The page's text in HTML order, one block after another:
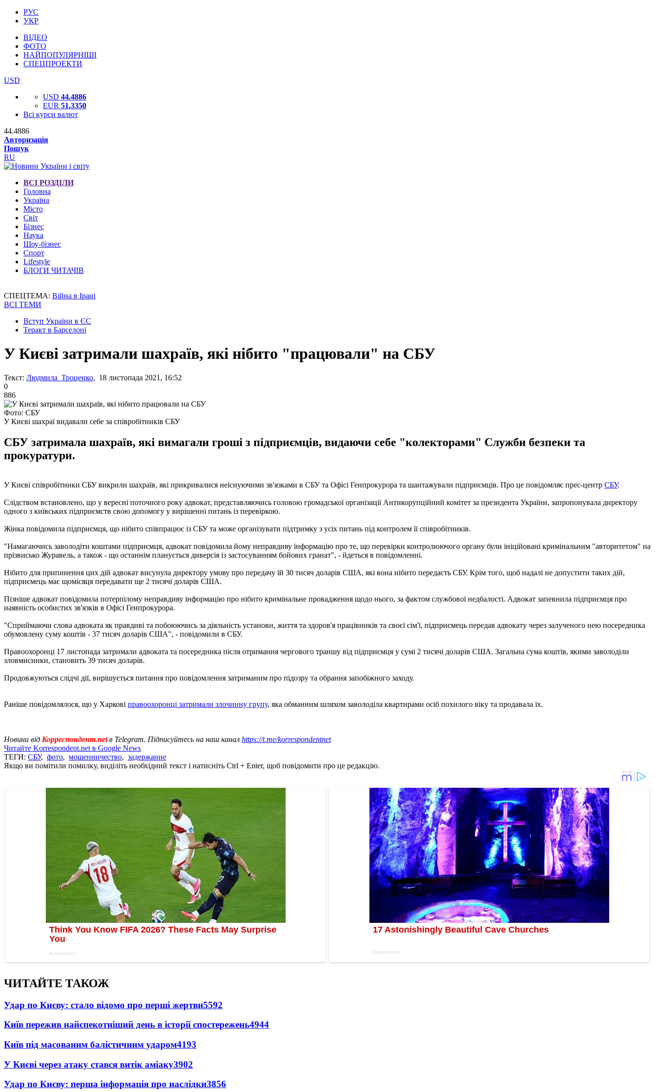
РУС
УКР
ВІДЕО
ФОТО
НАЙПОПУЛЯРНІШІ
СПЕЦПРОЕКТИ
USD
USD 44.4886
EUR 51.3350
Всі курси валют
44.4886
Авторизація
Пошук
RU
ВСІ РОЗДІЛИ
Головна
Україна
Місто
Світ
Бізнес
Наука
Шоу-бізнес
Спорт
Lifestyle
БЛОГИ ЧИТАЧІВ
СПЕЦТЕМА: Війна в Ірані
ВСІ ТЕМИ
Вступ України в ЄС
Теракт в Барселоні
У Києві затримали шахраїв, які нібито "працювали" на СБУ
Текст: Людмила Троценко, 18 листопада 2021, 16:52
0
886
Фото: СБУ
У Києві шахраї видавали себе за співробітників СБУ
СБУ затримала шахраїв, які вимагали гроші з підприємців, видаючи себе "колекторами" Служби безпеки та
прокуратури.
У Києві співробітники СБУ викрили шахраїв, які прикривалися неіснуючими зв'язками в СБУ та Офісі Генпрокурора та шантажували підприємців. Про це повідомляє прес-центр СБУ.
Слідством встановлено, що у вересні поточного року адвокат, представляючись головою громадської організації Антикорупційний комітет за президента України, запропонувала директору
одного з київських підприємств свою допомогу у вирішенні питань із перевіркою.
Жінка повідомила підприємця, що нібито співпрацює із СБУ та може організувати підтримку з усіх питань під контролем її співробітників.
"Намагаючись заволодіти коштами підприємця, адвокат повідомила йому неправдиву інформацію про те, що перевірки контролюючого органу були ініційовані кримінальним "авторитетом" на
прізвисько Журавель, а також - що останнім планується диверсія із застосуванням бойових гранат", - йдеться в повідомленні.
Нібито для припинення цих дій адвокат висунула директору умову про передачу їй 30 тисяч доларів США, які вона нібито передасть СБУ. Крім того, щоб надалі не допустити таких дій,
підприємець має щомісяця передавати ще 2 тисячі доларів США.
Пізніше адвокат повідомила потерпілому неправдиву інформацію про нібито кримінальне провадження щодо нього, за фактом службової недбалості. Адвокат запевнила підприємця про
наявність особистих зв'язків в Офісі Генпрокурора.
"Сприймаючи слова адвоката як правдиві та побоюючись за діяльність установи, життя та здоров'я працівників та своєї сім'ї, підприємець передав адвокату через залученого нею посередника
обумовлену суму коштів - 37 тисяч доларів США", - повідомили в СБУ.
Правоохоронці 17 листопада затримали адвоката та посередника після отримання чергового траншу від підприємця у сумі 2 тисячі доларів США. Загальна сума коштів, якими заволоділи
зловмисники, становить 39 тисяч доларів.
Продовжуються слідчі дії, вирішується питання про повідомлення затриманим про підозру та обрання запобіжного заходу.
Раніше повідомлялося, що у Харкові правоохоронці затримали злочинну групу, яка обманним шляхом заволоділа квартирами осіб похилого віку та продавала їх.
Новини від Корреспондент.netв Telegram. Підписуйтесь на наш канал https://t.me/korrespondentnet
Читайте Korrespondent.net в Google News
ТЕГИ: СБУ, фото, мошенничество, задержание
Якщо ви помітили помилку, виділіть необхідний текст і натисніть Ctrl + Enter, щоб повідомити про це редакцію.
ЧИТАЙТЕ ТАКОЖ
Удар по Києву: стало відомо про перші жертви5592
Київ пережив найспекотніший день в історії спостережень4944
Київ під масованим балістичним ударом4193
У Києві через атаку стався витік аміаку3902
Удар по Києву: перша інформація про наслідки3856